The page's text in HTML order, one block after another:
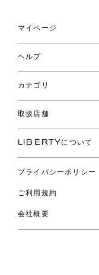
マイページ
ロイヤリティプログラム
パスワード再設定
ショッピングバッグ
ヘルプ
お問い合わせ
よくあるご質問
ご利用ガイド
カテゴリ
コレクション
ファブリックス
バッグ
ウェア
ライフスタイル
スペシャル
取扱店舗
リバティ・ファブリックス
LIBERTYについて
プライバシーポリシー
ご利用規約
会社概要